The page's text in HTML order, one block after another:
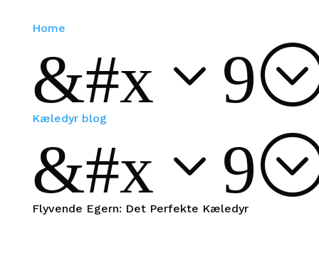
Home
Kæledyr blog
Flyvende Egern: Det Perfekte Kæledyr